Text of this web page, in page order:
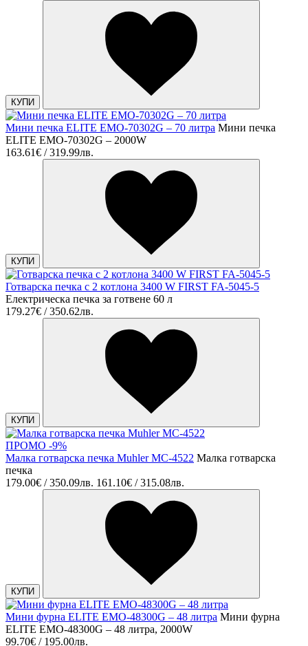
КУПИ
Мини печка ELITE EMO-70302G – 70 литра Мини печка
ELITE EMO-70302G – 2000W
163.61€ / 319.99лв.
КУПИ
Готварска печка с 2 котлона 3400 W FIRST FA-5045-5
Електрическа печка за готвене 60 л
179.27€ / 350.62лв.
КУПИ
ПРОМО -9%
Малка готварска печка Muhler MC-4522 Малка готварска
печка
179.00€ / 350.09лв. 161.10€ / 315.08лв.
КУПИ
Мини фурна ELITE EMO-48300G – 48 литра Мини фурна
ELITE EMO-48300G – 48 литра, 2000W
99.70€ / 195.00лв.